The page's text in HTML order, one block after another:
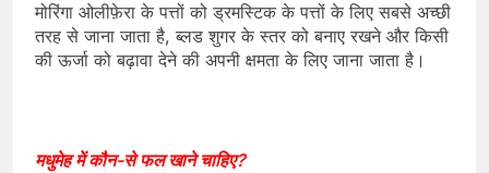
मोरिंगा ओलीफ़ेरा के पत्तों को ड्रमस्टिक के पत्तों के लिए सबसे अच्छी
तरह से जाना जाता है, ब्लड शुगर के स्तर को बनाए रखने और किसी
की ऊर्जा को बढ़ावा देने की अपनी क्षमता के लिए जाना जाता है।
मधुमेह में कौन-से फल खाने चाहिए?